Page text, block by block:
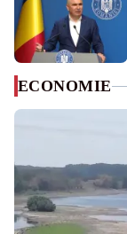
ECONOMIE